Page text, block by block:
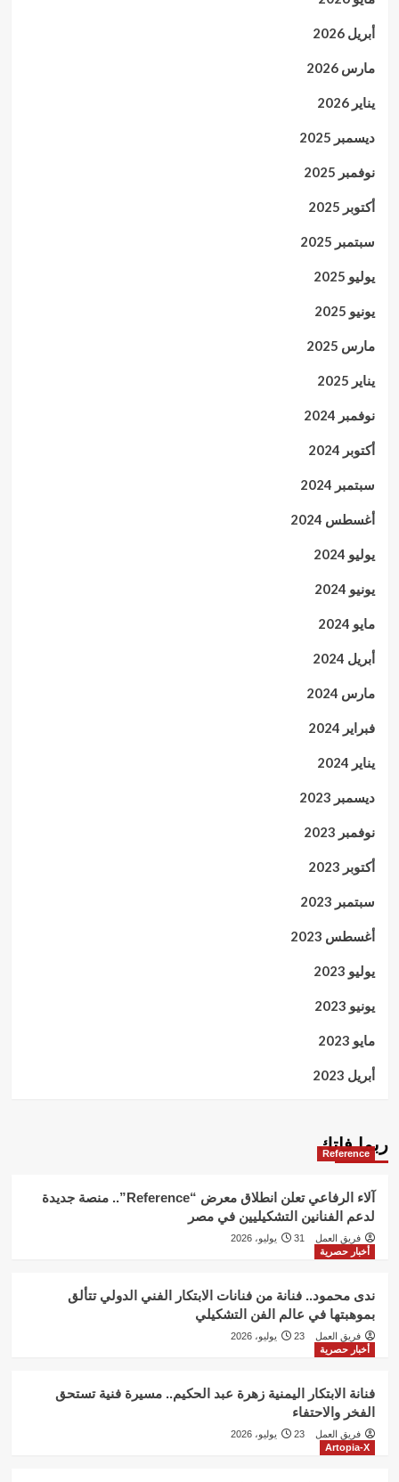
أبريل 2026
مارس 2026
يناير 2026
ديسمبر 2025
نوفمبر 2025
أكتوبر 2025
سبتمبر 2025
يوليو 2025
يونيو 2025
مارس 2025
يناير 2025
نوفمبر 2024
أكتوبر 2024
سبتمبر 2024
أغسطس 2024
يوليو 2024
يونيو 2024
مايو 2024
أبريل 2024
مارس 2024
فبراير 2024
يناير 2024
ديسمبر 2023
نوفمبر 2023
أكتوبر 2023
سبتمبر 2023
أغسطس 2023
يوليو 2023
يونيو 2023
مايو 2023
أبريل 2023
ربما فاتك
Reference
آلاء الرفاعي تعلن انطلاق معرض “Reference”.. منصة جديدة
لدعم الفنانين التشكيليين في مصر
فريق العمل
31 يوليو، 2026
أخبار حصرية
ندى محمود.. فنانة من فنانات الابتكار الفني الدولي تتألق
بموهبتها في عالم الفن التشكيلي
فريق العمل
23 يوليو، 2026
أخبار حصرية
فنانة الابتكار اليمنية زهرة عبد الحكيم.. مسيرة فنية تستحق
الفخر والاحتفاء
فريق العمل
23 يوليو، 2026
Artopia-X